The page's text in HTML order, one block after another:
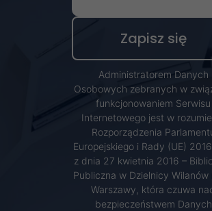
Administratorem Danych
Osobowych zebranych w
funkcjonowaniem Serwisu
Internetowego jest w
Rozporządzenia
Europejskiego i Rady (UE)
z dnia 27 kwietnia 2016 –
Publiczna w Dzielnicy Wilanów
Warszawy, która czuwa
bezpieczeństwem Danych
twojego
Jeśli
te pliki
znikną